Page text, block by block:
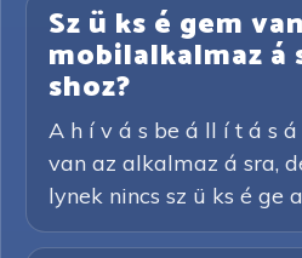
Sz ü ks é gem
mobilalkalmaz á
shoz?
A h í v á s be á ll í t á s á
van az alkalmaz á sra,
lynek nincs sz ü ks é ge